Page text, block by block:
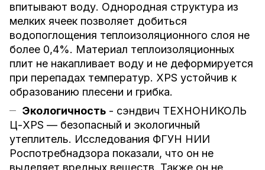
впитывают воду. Однородная структура из
мелких ячеек позволяет добиться
водопоглощения теплоизоляционного слоя не
более 0,4%. Материал теплоизоляционных
плит не накапливает воду и не деформируется
при перепадах температур. XPS устойчив к
образованию плесени и грибка.
Экологичность - сэндвич ТЕХНОНИКОЛЬ
Ц-XPS — безопасный и экологичный
утеплитель. Исследования ФГУН НИИ
Роспотребнадзора показали, что он не
выделяет вредных веществ. Также он не